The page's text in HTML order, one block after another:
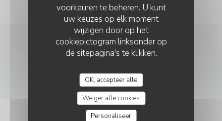
voorkeuren te beheren. U kunt
uw keuzes op elk moment
wijzigen door op het
cookiepictogram linksonder op
de sitepagina's te klikken.
OK, accepteer alle
Weiger alle cookies
Personaliseer